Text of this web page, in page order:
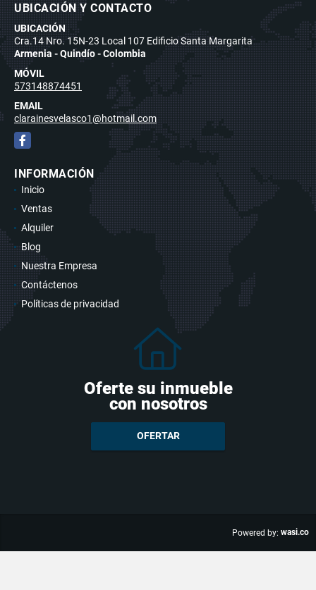
UBICACIÓN Y CONTACTO
UBICACIÓN
Cra.14 Nro. 15N-23 Local 107 Edificio Santa Margarita
Armenia - Quindío - Colombia
MÓVIL
573148874451
EMAIL
clarainesvelasco1@hotmail.com
Facebook
INFORMACIÓN
Inicio
Ventas
Alquiler
Blog
Nuestra Empresa
Contáctenos
Políticas de privacidad
Oferte su inmueble
con nosotros
OFERTAR
Powered by: wasi.co